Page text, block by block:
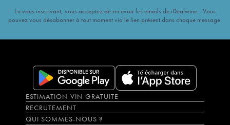
En vous inscrivant, vous acceptez de recevoir les emails de iDealwine. Vous
pouvez vous désabonner à tout moment via le lien présent dans chaque message.
ESTIMATION VIN GRATUITE
RECRUTEMENT
QUI SOMMES-NOUS ?